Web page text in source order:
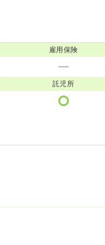
雇用保険
託児所